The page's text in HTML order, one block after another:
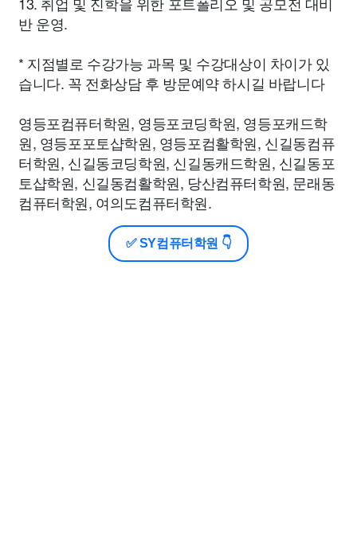
반 운영.
* 지점별로 수강가능 과목 및 수강대상이 차이가 있
습니다. 꼭 전화상담 후 방문예약 하시길 바랍니다
영등포컴퓨터학원, 영등포코딩학원, 영등포캐드학
원, 영등포포토샵학원, 영등포컴활학원, 신길동컴퓨
터학원, 신길동코딩학원, 신길동캐드학원, 신길동포
토샵학원, 신길동컴활학원, 당산컴퓨터학원, 문래동
컴퓨터학원, 여의도컴퓨터학원.
✅ SY컴퓨터학원 👇